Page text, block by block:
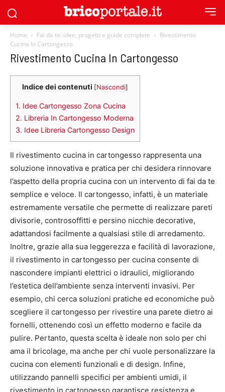
Home Fai da te: idee, progetti e guide complete
Rivestimento
Cucina In Cartongesso
Rivestimento Cucina In Cartongesso
Indice dei contenuti [Nascondi]
1. Idee Cartongesso Zona Cucina
2. Libreria In Cartongesso Moderna
3. Idee Libreria Cartongesso Design
Il rivestimento cucina in cartongesso rappresenta una
soluzione innovativa e pratica per chi desidera rinnovare
l’aspetto della propria cucina con un intervento di fai da te
semplice e veloce. Il cartongesso, infatti, è un materiale
estremamente versatile che permette di realizzare pareti
divisorie, controsoffitti e persino nicchie decorative,
adattandosi facilmente a qualsiasi stile di arredamento.
Inoltre, grazie alla sua leggerezza e facilità di lavorazione,
il rivestimento in cartongesso per cucina consente di
nascondere impianti elettrici o idraulici, migliorando
l’estetica dell’ambiente senza interventi invasivi. Per
esempio, chi cerca soluzioni pratiche ed economiche può
scegliere il cartongesso per rivestire una parete dietro ai
fornelli, ottenendo così un effetto moderno e facile da
pulire. Pertanto, questa scelta è ideale non solo per chi
ama il bricolage, ma anche per chi vuole personalizzare la
cucina con elementi funzionali e di design. Infine,
utilizzando pannelli specifici per ambienti umidi, il